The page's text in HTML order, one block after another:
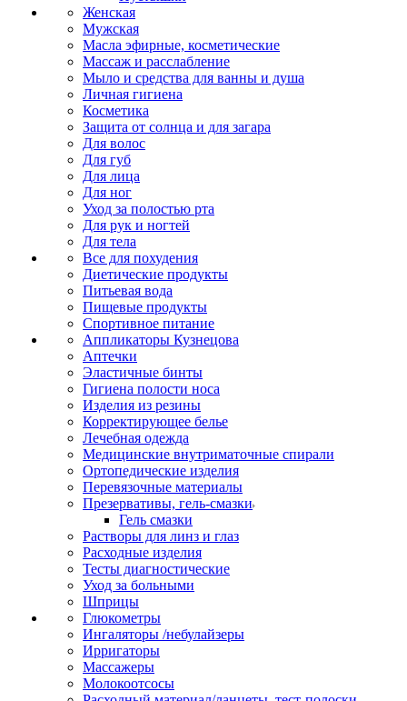
Женская
Мужская
Масла эфирные, косметические
Массаж и расслабление
Мыло и средства для ванны и душа
Личная гигиена
Косметика
Защита от солнца и для загара
Для волос
Для губ
Для лица
Для ног
Уход за полостью рта
Для рук и ногтей
Для тела
Все для похудения
Диетические продукты
Питьевая вода
Пищевые продукты
Спортивное питание
Аппликаторы Кузнецова
Аптечки
Эластичные бинты
Гигиена полости носа
Изделия из резины
Корректирующее белье
Лечебная одежда
Медицинские внутриматочные спирали
Ортопедические изделия
Перевязочные материалы
Презервативы, гель-смазки
Гель смазки
Растворы для линз и глаз
Расходные изделия
Тесты диагностические
Уход за больными
Шприцы
Глюкометры
Ингаляторы /небулайзеры
Ирригаторы
Массажеры
Молокоотсосы